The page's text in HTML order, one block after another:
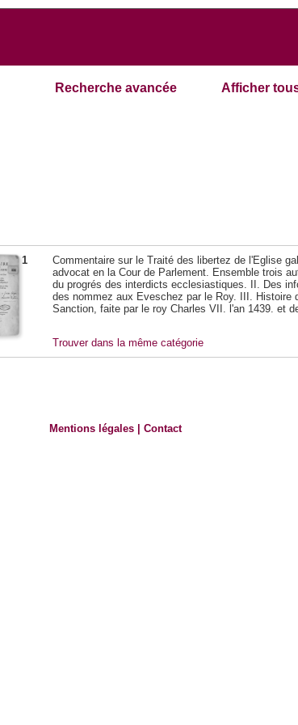
Recherche avancée Afficher
1
Commentaire sur le Traité des libertez de l'Eglise
advocat en la Cour de Parlement. Ensemble trois
du progrés des interdicts ecclesiastiques. II. Des
des nommez aux Eveschez par le Roy. III. Histoire
Sanction, faite par le roy Charles VII. l'an 1439. et
Trouver dans la même catégorie
Mentions légales |Contact